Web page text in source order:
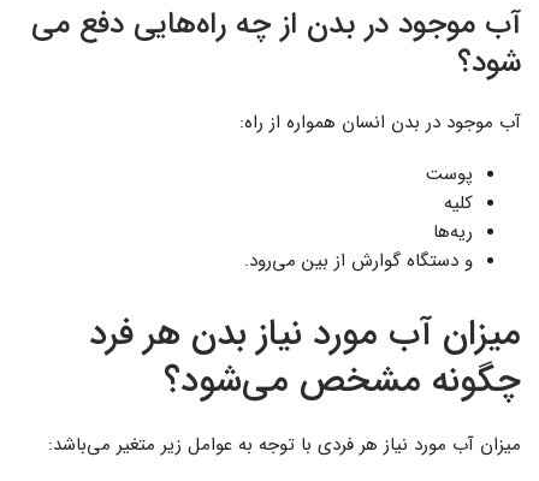
آب موجود در بدن از چه راه‌هایی دفع می
شود؟
آب موجود در بدن انسان همواره از راه:
پوست
کلیه
ریه‌ها
و دستگاه گوارش از بین می‌رود.
میزان آب مورد نیاز بدن هر فرد
چگونه مشخص می‌شود؟
میزان آب مورد نیاز هر فردی با توجه به عوامل زیر متغیر می‌باشد: